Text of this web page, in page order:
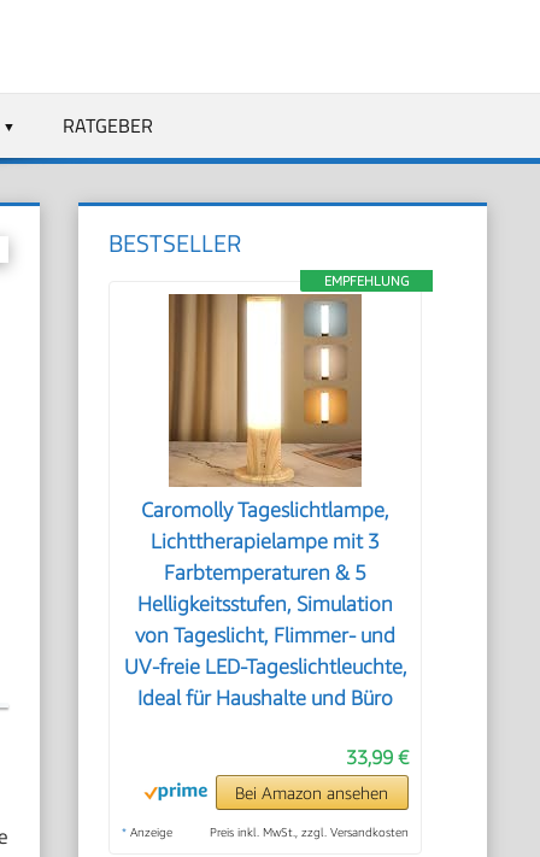
RATGEBER
BESTSELLER
EMPFEHLUNG
Caromolly Tageslichtlampe,
Lichttherapielampe mit 3
Farbtemperaturen & 5
Helligkeitsstufen, Simulation
von Tageslicht, Flimmer- und
UV-freie LED-Tageslichtleuchte,
Ideal für Haushalte und Büro
33,99 €
Bei Amazon ansehen
* Anzeige Preis inkl. MwSt., zzgl. Versandkosten